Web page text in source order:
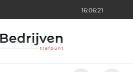
16:06:22